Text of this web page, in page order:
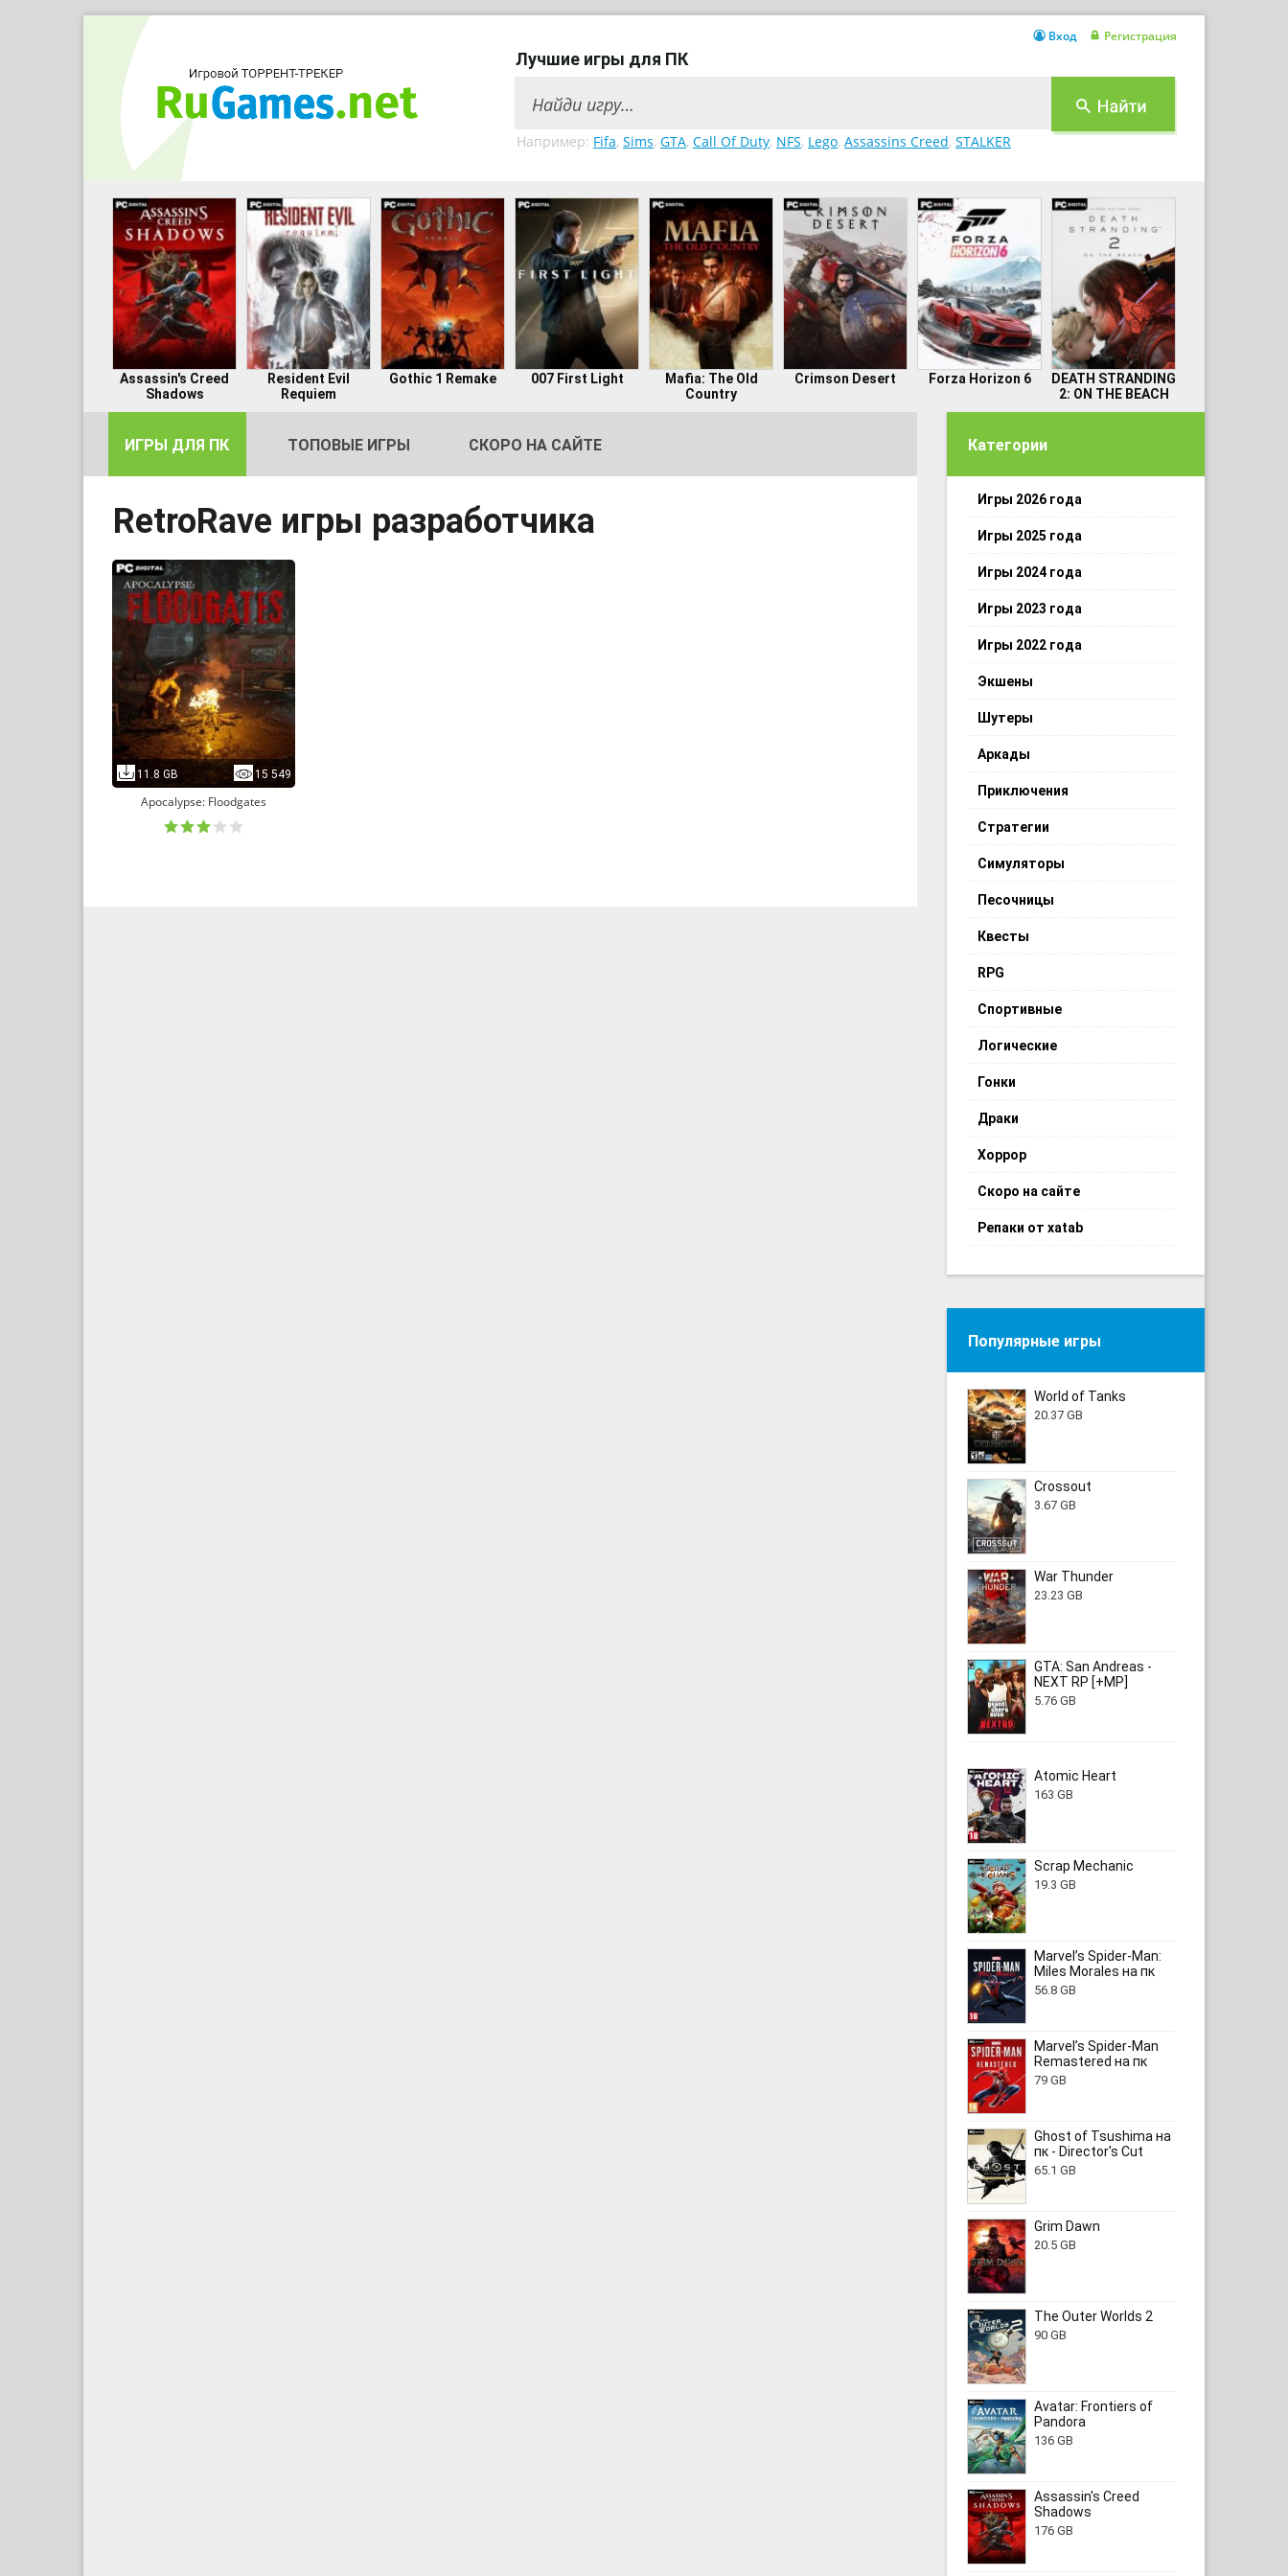
Лучшие игры для ПК
Например: Fifa, Sims, GTA, Call Of Duty, NFS, Lego, Assassins Creed, STALKER
Вход Регистрация
Assassin's Creed
Shadows
Resident Evil
Requiem
Gothic 1 Remake 007 First Light
Mafia: The Old
Country
Crimson Desert Forza Horizon 6
DEATH STRANDING
2: ON THE BEACH
ИГРЫ ДЛЯ ПК ТОПОВЫЕ ИГРЫ СКОРО НА САЙТЕ
RetroRave игры разработчика
11.8 GB 15 549
Apocalypse: Floodgates
Категории
Игры 2026 года
Игры 2025 года
Игры 2024 года
Игры 2023 года
Игры 2022 года
Экшены
Шутеры
Аркады
Приключения
Стратегии
Симуляторы
Песочницы
Квесты
RPG
Спортивные
Логические
Гонки
Драки
Хоррор
Скоро на сайте
Репаки от xatab
Популярные игры
World of Tanks
20.37 GB
Crossout
3.67 GB
War Thunder
23.23 GB
GTA: San Andreas -
NEXT RP [+MP]
5.76 GB
Atomic Heart
163 GB
Scrap Mechanic
19.3 GB
Marvel’s Spider-Man:
Miles Morales на пк
56.8 GB
Marvel’s Spider-Man
Remastered на пк
79 GB
Ghost of Tsushima на
пк - Director's Cut
65.1 GB
Grim Dawn
20.5 GB
The Outer Worlds 2
90 GB
Avatar: Frontiers of
Pandora
136 GB
Assassin's Creed
Shadows
176 GB